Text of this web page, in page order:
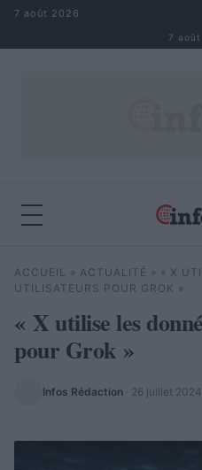
Aller au contenu
7 août 2026
7
Rechercher
ACCUEIL » ACTUALITÉ » « X
UTILISATEURS POUR GROK »
« X utilise les
pour Grok »
Infos Rédaction · 26 juillet 2024